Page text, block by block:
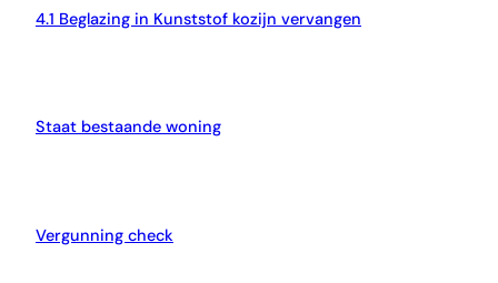
4.1 Beglazing in Kunststof kozijn vervangen
Staat bestaande woning
Vergunning check